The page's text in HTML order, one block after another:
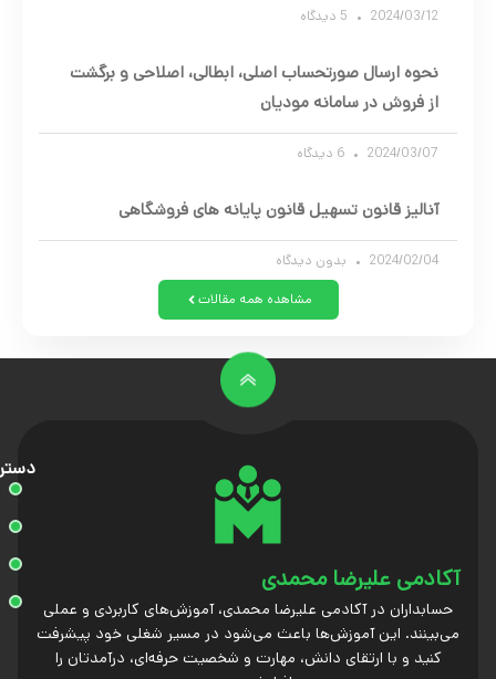
2024/03/12
نحوه ارسال صورتحساب اصلی، ابطالی، اصلاحی و برگشت
از فروش در سامانه مودیان
2024/03/07
آنالیز قانون تسهیل قانون پایانه های فروشگاهی
2024/02/04 بدون دیدگاه
مشاهده همه مقالات
آکادمی علیرضا محمدی
حسابداران در آکادمی علیرضا محمدی، آموزش‌های کاربردی و عملی
می‌بینند. این آموزش‌ها باعث می‌شود در مسیر شغلی خود پیشرفت
کنید و با ارتقای دانش، مهارت و شخصیت حرفه‌ای، درآمدتان را